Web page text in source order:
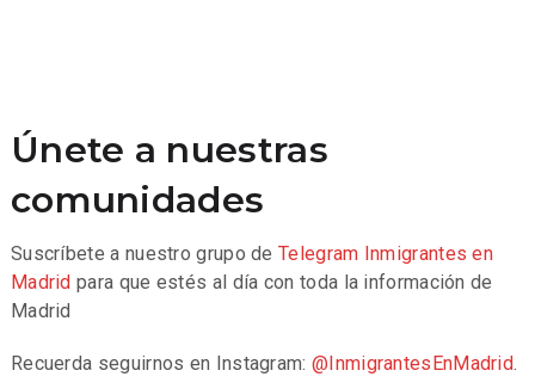
Únete a nuestras
comunidades
Suscríbete a nuestro grupo deTelegram Inmigrantes en
Madrid para que estés al día con toda la información de
Madrid
Recuerda seguirnos en Instagram: @InmigrantesEnMadrid.